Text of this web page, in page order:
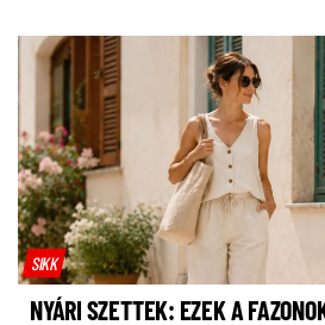
SIKK
NYÁRI SZETTEK: EZEK A